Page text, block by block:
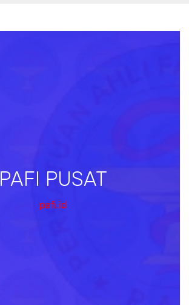
PAFI PUSAT
pafi.id